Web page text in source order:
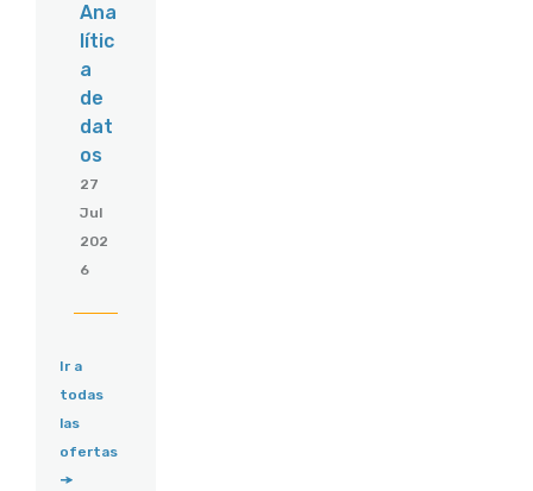
Ana
lític
a
de
dat
os
27
Jul
202
6
Ir a
todas
las
ofertas